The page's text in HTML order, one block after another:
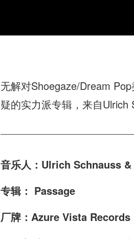
无解对Shoegaze/Dream
疑的实力派专辑，来自
音乐人： Ulrich Schnauss
专辑： Passage
厂牌：Azure Vista